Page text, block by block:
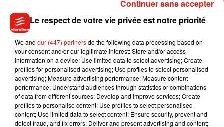
7 août 2026
Madonna sort enfin le remix de « Love
Sensation » avec Kylie Minogue
Tayc et Didi B dévoilent le single le plus
dansant de l’année
Le respect de votre vie privée est notre priorité
We and our (447) partnersdo the following data processing based on
your consent and/or our legitimate interest: Store and/or access
information on a device; Use limited data to select advertising; Create
profiles for personalised advertising; Use profiles to select personalised
advertising; Measure advertising performance; Measure content
performance; Understand audiences through statistics or combinations
of data from different sources; Develop and improve services; Create
profiles to personalise content; Use profiles to select personalised
content; Use limited data to select content; Ensure security, prevent and
detect fraud, and fix errors; Deliver and present advertising and content;
Continuer sans accepter